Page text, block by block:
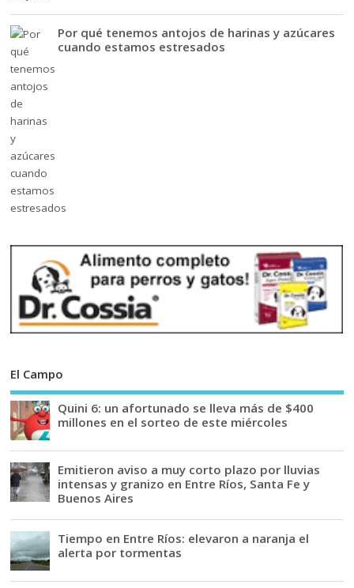
Por qué tenemos antojos de harinas y azúcares
cuando estamos estresados
El Campo
Quini 6: un afortunado se lleva más de $400
millones en el sorteo de este miércoles
Emitieron aviso a muy corto plazo por lluvias
intensas y granizo en Entre Ríos, Santa Fe y
Buenos Aires
Tiempo en Entre Ríos: elevaron a naranja el
alerta por tormentas